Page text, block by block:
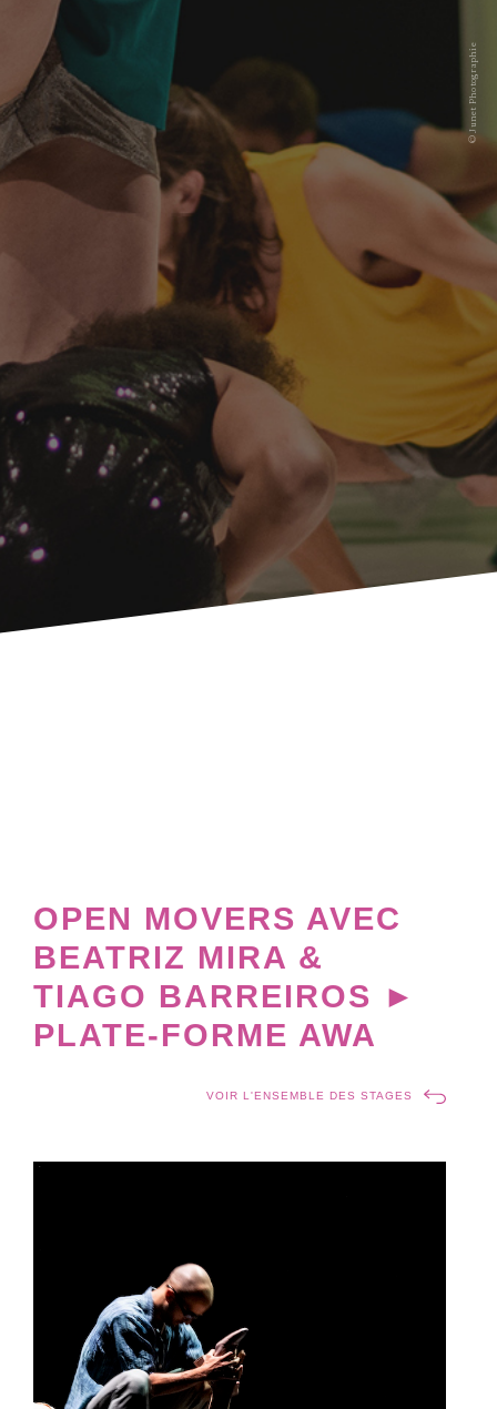
© Junet Photographie
OPEN MOVERS AVEC
BEATRIZ MIRA &
TIAGO BARREIROS ►
PLATE-FORME AWA
VOIR L'ENSEMBLE DES STAGES